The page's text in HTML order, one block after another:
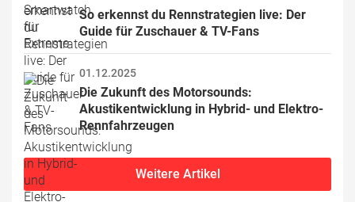
So erkennst du Rennstrategien live: Der
Guide für Zuschauer & TV-Fans
01.12.2025
Die Zukunft des Motorsounds:
Akustikentwicklung in Hybrid- und Elektro-
Rennfahrzeugen
Weitere Artikel